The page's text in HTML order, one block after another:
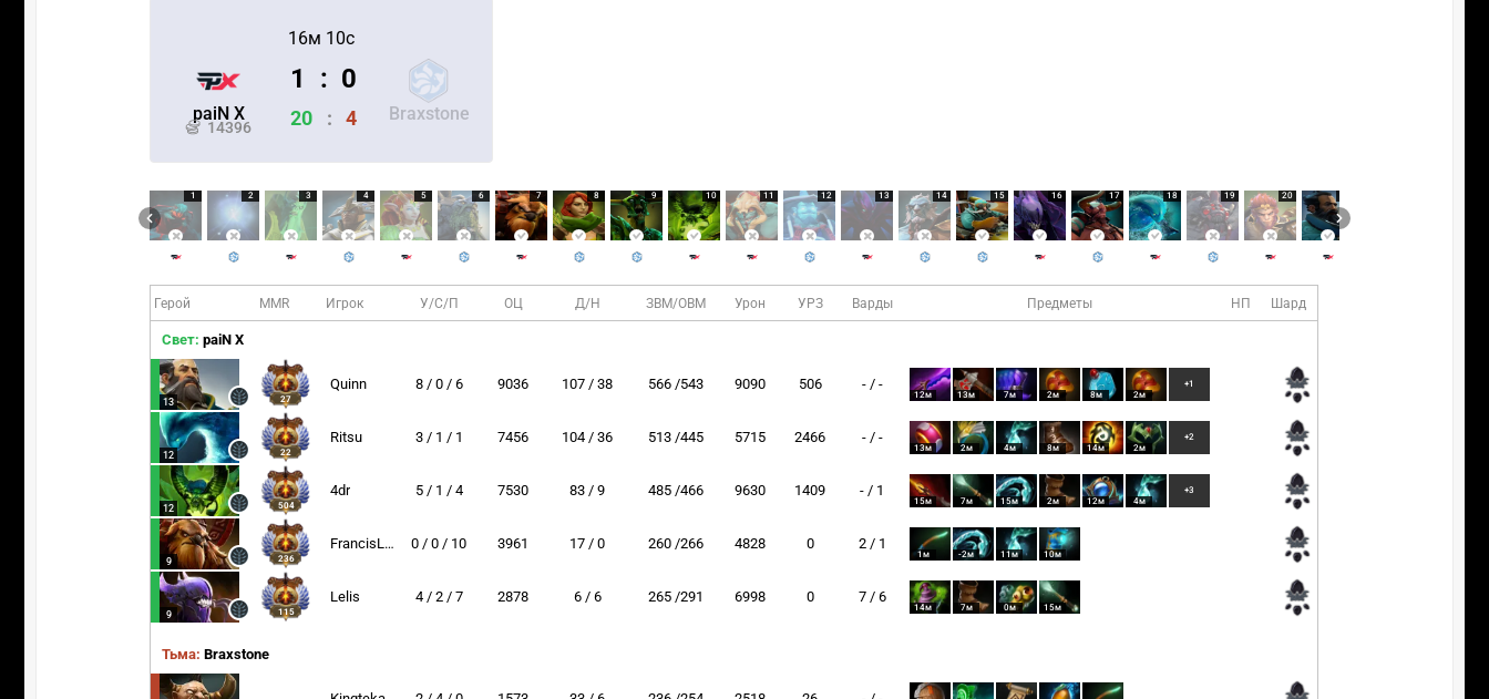
16м 10с
paiN X
14396
Braxstone
1 : 0
20 : 4
1 2 3 4 5 6 7 8 9 10 11 12 13 14 15 16 17 18 19 20
Герой MMR Игрок У/С/П ОЦ Д/Н ЗВМ/ОВМ Урон УРЗ Варды Предметы НП Шард
Свет: paiN X
13 27
Quinn 8 / 0 / 6 9036 107 / 38 566 /543 9090 506 - / -
12м 13м 7м 2м 8м 2м
+1
12 22
Ritsu 3 / 1 / 1 7456 104 / 36 513 /445 5715 2466 - / -
13м 2м 4м 8м 14м 2м
+2
12 504
4dr 5 / 1 / 4 7530 83 / 9 485 /466 9630 1409 - / 1
15м 7м 15м 2м 12м 4м
+3
9 236
FrancisLee 0 / 0 / 10 3961 17 / 0 260 /266 4828 0 2 / 1
1м -2м 11м 10м
9 115
Lelis 4 / 2 / 7 2878 6 / 6 265 /291 6998 0 7 / 6
14м 7м 0м 15м
Тьма: Braxstone